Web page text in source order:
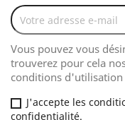
Vous pouvez vous
trouverez pour cela
conditions d'utilisation
J'accepte les
confidentialité.